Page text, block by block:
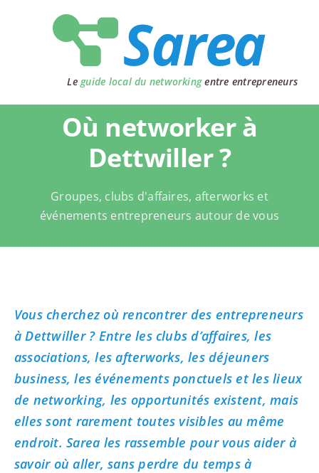
Le guide local du networkingentre entrepreneurs
Où networker à
Dettwiller ?
Groupes, clubs d'affaires, afterworks et
événements entrepreneurs autour de vous
Vous cherchez où rencontrer des entrepreneurs
à Dettwiller ? Entre les clubs d’affaires, les
associations, les afterworks, les déjeuners
business, les événements ponctuels et les lieux
de networking, les opportunités existent, mais
elles sont rarement toutes visibles au même
endroit. Sarea les rassemble pour vous aider à
savoir où aller, sans perdre du temps à